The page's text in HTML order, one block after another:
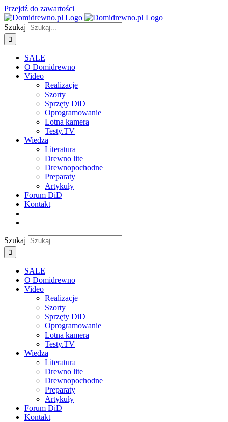
Przejdź do zawartości
Szukaj
SALE
O Domidrewno
Video
Realizacje
Szorty
Sprzęty DiD
Oprogramowanie
Lotna kamera
Testy.TV
Wiedza
Literatura
Drewno lite
Drewnopochodne
Preparaty
Artykuły
Forum DiD
Kontakt
Szukaj
SALE
O Domidrewno
Video
Realizacje
Szorty
Sprzęty DiD
Oprogramowanie
Lotna kamera
Testy.TV
Wiedza
Literatura
Drewno lite
Drewnopochodne
Preparaty
Artykuły
Forum DiD
Kontakt